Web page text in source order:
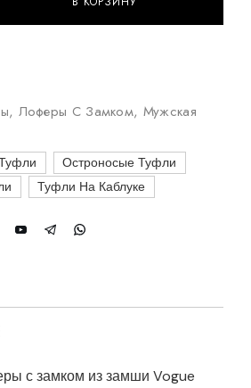
с замком из замши Vogue темно-
, Лоферы С Замком, Мужская
Остроносые Туфли
Туфли На Каблуке
с замком из замши Vogue